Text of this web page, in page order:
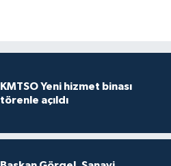
KMTSO Yeni hizmet binası
törenle açıldı